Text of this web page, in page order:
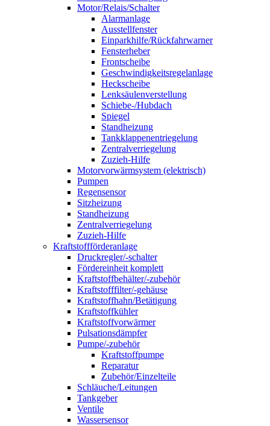
Motor/Relais/Schalter
Alarmanlage
Ausstellfenster
Einparkhilfe/Rückfahrwarner
Fensterheber
Frontscheibe
Geschwindigkeitsregelanlage
Heckscheibe
Lenksäulenverstellung
Schiebe-/Hubdach
Spiegel
Standheizung
Tankklappenentriegelung
Zentralverriegelung
Zuzieh-Hilfe
Motorvorwärmsystem (elektrisch)
Pumpen
Regensensor
Sitzheizung
Standheizung
Zentralverriegelung
Zuzieh-Hilfe
Kraftstoffförderanlage
Druckregler/-schalter
Fördereinheit komplett
Kraftstoffbehälter/-zubehör
Kraftstofffilter/-gehäuse
Kraftstoffhahn/Betätigung
Kraftstoffkühler
Kraftstoffvorwärmer
Pulsationsdämpfer
Pumpe/-zubehör
Kraftstoffpumpe
Reparatur
Zubehör/Einzelteile
Schläuche/Leitungen
Tankgeber
Ventile
Wassersensor